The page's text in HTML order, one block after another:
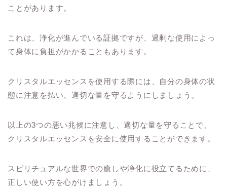
ことがあります。
これは、浄化が進んでいる証拠ですが、過剰な使用によっ
て身体に負担がかかることもあります。
クリスタルエッセンスを使用する際には、自分の身体の状
態に注意を払い、適切な量を守るようにしましょう。
以上の3つの悪い兆候に注意し、適切な量を守ることで、
クリスタルエッセンスを安全に使用することができます。
スピリチュアルな世界での癒しや浄化に役立てるために、
正しい使い方を心がけましょう。